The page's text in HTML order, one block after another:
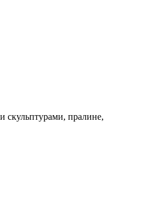
скульптурами, пралине,